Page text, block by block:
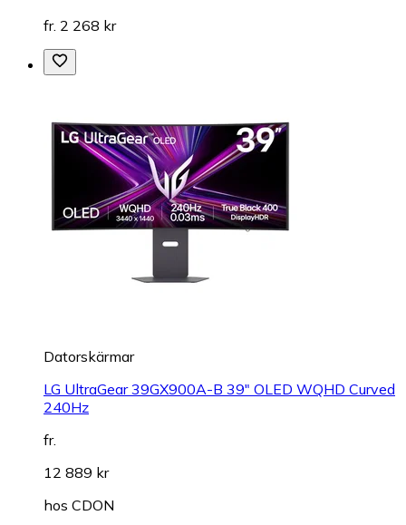
fr. 2 268 kr
Datorskärmar
LG UltraGear 39GX900A-B 39" OLED WQHD Curved
240Hz
fr.
12 889 kr
hos CDON